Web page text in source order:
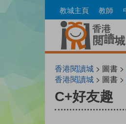
to
教城主頁 教師
香港閱讀城> 圖書 >
香港閱讀城> 圖書 >
C+好友趣